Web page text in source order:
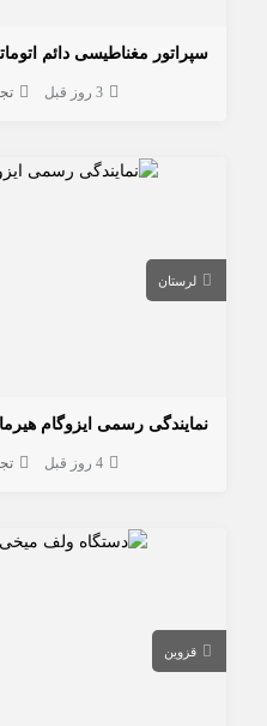
سپراتور مغناطیسی دائم
3 روز قبل
لرستان
نمایندگی رسمی ایزوگام
4 روز قبل
قزوین